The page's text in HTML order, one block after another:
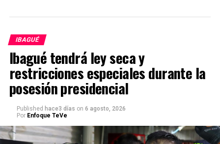
IBAGUÉ
Ibagué tendrá ley seca y
restricciones especiales durante la
posesión presidencial
Published hace3 días on 6 agosto, 2026
Por Enfoque TeVe